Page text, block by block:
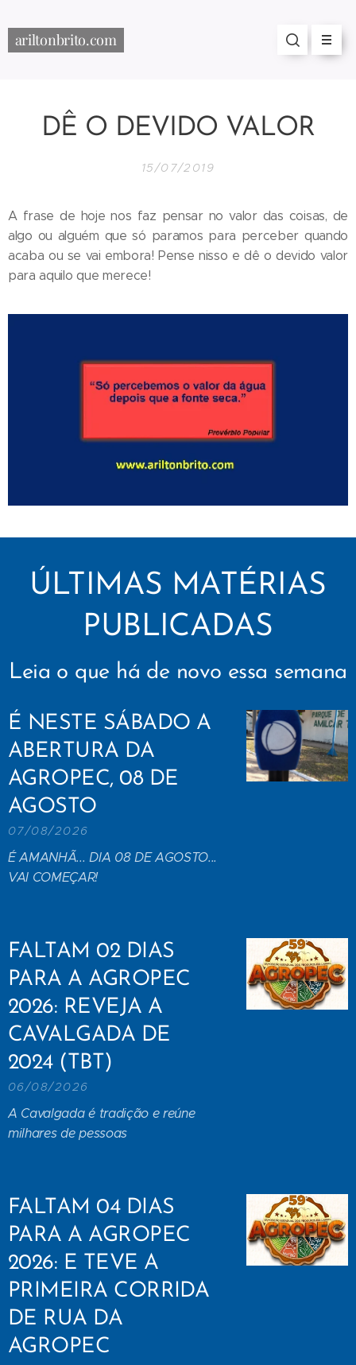
ariltonbrito.com
DÊ O DEVIDO VALOR
15/07/2019
A frase de hoje nos faz pensar no valor das coisas, de
algo ou alguém que só paramos para perceber quando
acaba ou se vai embora! Pense nisso e dê o devido valor
para aquilo que merece!
ÚLTIMAS MATÉRIAS
PUBLICADAS
Leia o que há de novo essa semana
É NESTE SÁBADO A
ABERTURA DA
AGROPEC, 08 DE
AGOSTO
07/08/2026
É AMANHÃ... DIA 08 DE AGOSTO...
VAI COMEÇAR!
FALTAM 02 DIAS
PARA A AGROPEC
2026: REVEJA A
CAVALGADA DE
2024 (TBT)
06/08/2026
A Cavalgada é tradição e reúne
milhares de pessoas
FALTAM 04 DIAS
PARA A AGROPEC
2026: E TEVE A
PRIMEIRA CORRIDA
DE RUA DA
AGROPEC